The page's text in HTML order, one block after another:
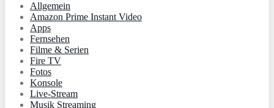
Allgemein
Amazon Prime Instant Video
Apps
Fernsehen
Filme & Serien
Fire TV
Fotos
Konsole
Live-Stream
Musik Streaming